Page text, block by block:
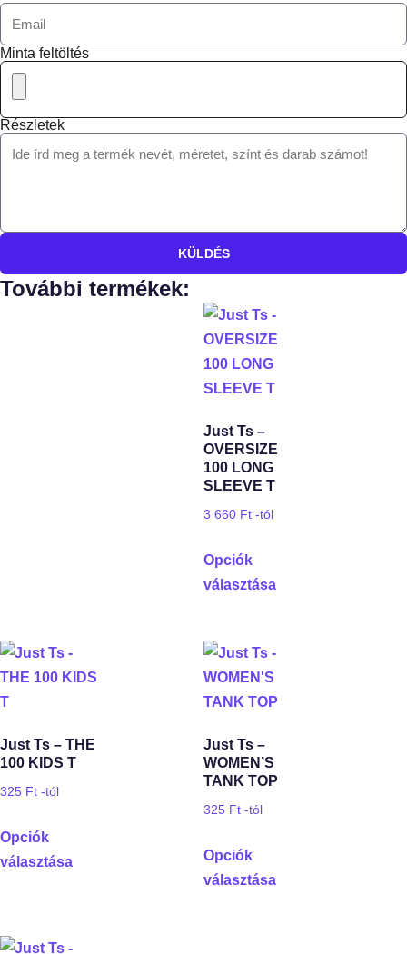
Minta feltöltés
Részletek
KÜLDÉS
További termékek:
Just Ts –
OVERSIZE
100 LONG
SLEEVE T
3 660 Ft -tól
Opciók
választása
Just Ts – THE
100 KIDS T
325 Ft -tól
Opciók
választása
Just Ts –
WOMEN’S
TANK TOP
325 Ft -tól
Opciók
választása